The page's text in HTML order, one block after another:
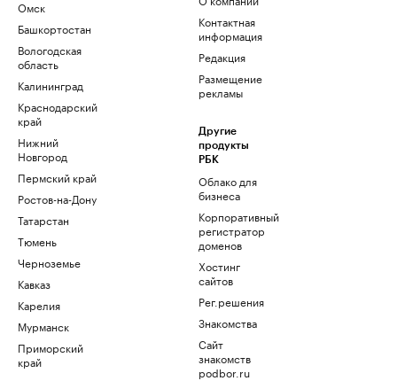
Омск
Башкортостан
Вологодская
область
Калининград
Краснодарский
край
Нижний
Новгород
Пермский край
Ростов-на-Дону
Татарстан
Тюмень
Черноземье
Кавказ
Карелия
Мурманск
Приморский
край
Контактная
информация
Редакция
Размещение
рекламы
Другие
продукты
РБК
Облако для
бизнеса
Корпоративный
регистратор
доменов
Хостинг
сайтов
Рег.решения
Знакомства
Сайт
знакомств
podbor.ru